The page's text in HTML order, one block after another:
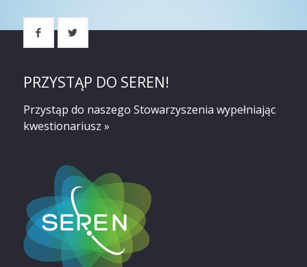
PRZYSTĄP DO SEREN!
Przystąp do naszego Stowarzyszenia wypełniając
kwestionariusz »